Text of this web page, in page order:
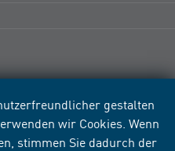
gestalten
wir Cookies. Wenn
stimmen Sie dadurch der